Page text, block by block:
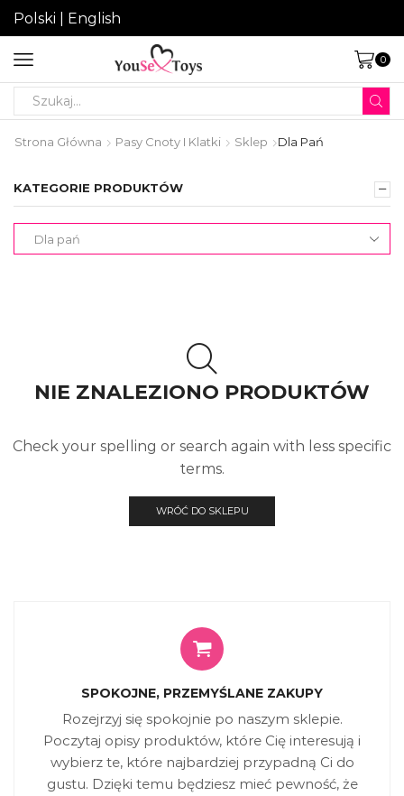
Polski English
0
Strona Główna Pasy Cnoty I Klatki Sklep Dla Pań
KATEGORIE PRODUKTÓW
NIE ZNALEZIONO PRODUKTÓW
Check your spelling or search again with less specific
terms.
WRÓĆ DO SKLEPU
SPOKOJNE, PRZEMYŚLANE ZAKUPY
Rozejrzyj się spokojnie po naszym sklepie.
Poczytaj opisy produktów, które Cię interesują i
wybierz te, które najbardziej przypadną Ci do
gustu. Dzięki temu będziesz mieć pewność, że